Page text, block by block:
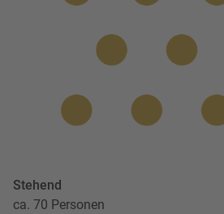
Stehend
ca. 70 Personen